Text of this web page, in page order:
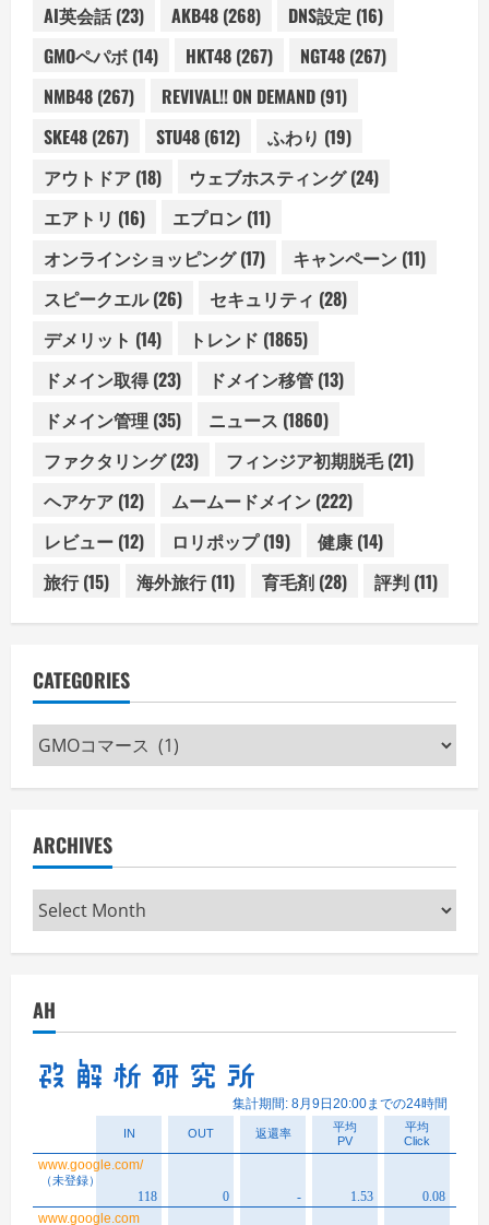
AI英会話(23) AKB48 (268) DNS設定 (16)
GMOペパボ (14) HKT48 (267) NGT48 (267)
NMB48 (267) REVIVAL!! ON DEMAND (91)
SKE48 (267) STU48 (612) ふわり (19)
アウトドア (18) ウェブホスティング(24)
エアトリ (16) エプロン (11)
オンラインショッピング(17) キャンペーン (11)
スピークエル(26) セキュリティ (28)
デメリット (14) トレンド (1865)
ドメイン取得(23) ドメイン移管 (13)
ドメイン管理 (35) ニュース (1860)
ファクタリング(23) フィンジア初期脱毛(21)
ヘアケア (12) ムームードメイン (222)
レビュー (12) ロリポップ(19) 健康 (14)
旅行(15) 海外旅行(11) 育毛剤 (28) 評判 (11)
CATEGORIES
Categories
ARCHIVES
Archives
AH